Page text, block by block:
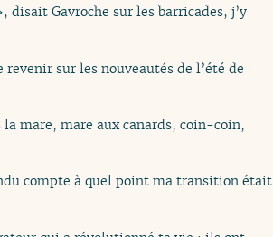
Gavroche sur les barricades, j’y
sur les nouveautés de l’été de
mare, mare aux canards, coin-coin,
compte à quel point ma transition était